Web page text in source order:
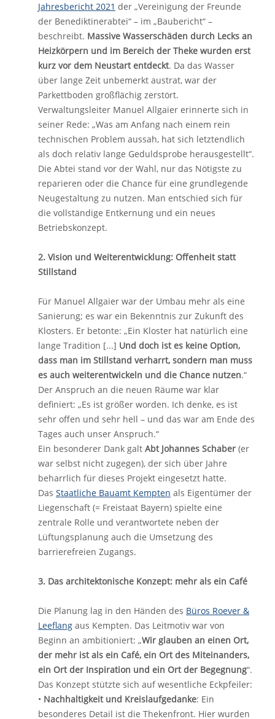
Jahresbericht 2021 der „Vereinigung der Freunde
der Benediktinerabtei“ – im „Baubericht“ –
beschreibt. Massive Wasserschäden durch Lecks an
Heizkörpern und im Bereich der Theke wurden erst
kurz vor dem Neustart entdeckt. Da das Wasser
über lange Zeit unbemerkt austrat, war der
Parkettboden großflächig zerstört.
Verwaltungsleiter Manuel Allgaier erinnerte sich in
seiner Rede: „Was am Anfang nach einem rein
technischen Problem aussah, hat sich letztendlich
als doch relativ lange Geduldsprobe herausgestellt“.
Die Abtei stand vor der Wahl, nur das Nötigste zu
reparieren oder die Chance für eine grundlegende
Neugestaltung zu nutzen. Man entschied sich für
die vollständige Entkernung und ein neues
Betriebskonzept.
2. Vision und Weiterentwicklung: Offenheit statt
Stillstand
Für Manuel Allgaier war der Umbau mehr als eine
Sanierung; es war ein Bekenntnis zur Zukunft des
Klosters. Er betonte: „Ein Kloster hat natürlich eine
lange Tradition [...] Und doch ist es keine Option,
dass man im Stillstand verharrt, sondern man muss
es auch weiterentwickeln und die Chance nutzen.“
Der Anspruch an die neuen Räume war klar
definiert: „Es ist größer worden. Ich denke, es ist
sehr offen und sehr hell – und das war am Ende des
Tages auch unser Anspruch.“
Ein besonderer Dank galt Abt Johannes Schaber (er
war selbst nicht zugegen), der sich über Jahre
beharrlich für dieses Projekt eingesetzt hatte.
Das Staatliche Bauamt Kempten als Eigentümer der
Liegenschaft (= Freistaat Bayern) spielte eine
zentrale Rolle und verantwortete neben der
Lüftungsplanung auch die Umsetzung des
barrierefreien Zugangs.
3. Das architektonische Konzept: mehr als ein Café
Die Planung lag in den Händen des Büros Roever &
Leeflang aus Kempten. Das Leitmotiv war von
Beginn an ambitioniert: „Wir glauben an einen Ort,
der mehr ist als ein Café, ein Ort des Miteinanders,
ein Ort der Inspiration und ein Ort der Begegnung“.
Das Konzept stützte sich auf wesentliche Eckpfeiler:
• Nachhaltigkeit und Kreislaufgedanke: Ein
besonderes Detail ist die Thekenfront. Hier wurden